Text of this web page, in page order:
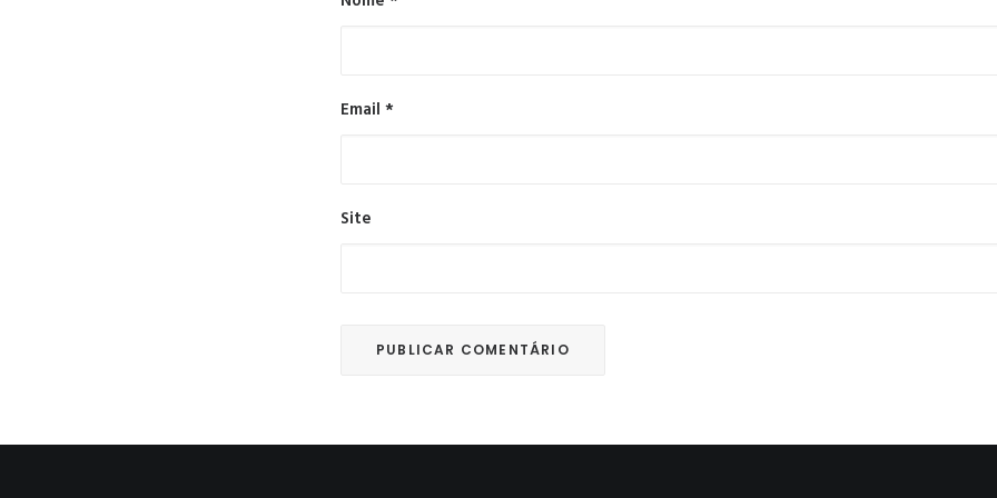
Email *
Site